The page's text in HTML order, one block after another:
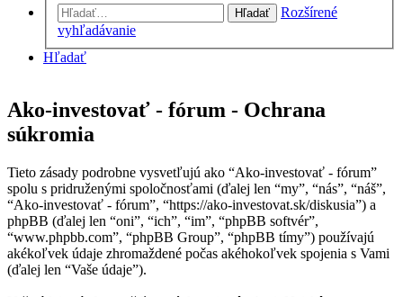
Hľadať
Rozšírené
vyhľadávanie
Hľadať
Ako-investovať - fórum - Ochrana
súkromia
Tieto zásady podrobne vysvetľujú ako “Ako-investovať - fórum”
spolu s pridruženými spoločnosťami (ďalej len “my”, “nás”, “náš”,
“Ako-investovať - fórum”, “https://ako-investovat.sk/diskusia”) a
phpBB (ďalej len “oni”, “ich”, “im”, “phpBB softvér”,
“www.phpbb.com”, “phpBB Group”, “phpBB tímy”) používajú
akékoľvek údaje zhromaždené počas akéhokoľvek spojenia s Vami
(ďalej len “Vaše údaje”).